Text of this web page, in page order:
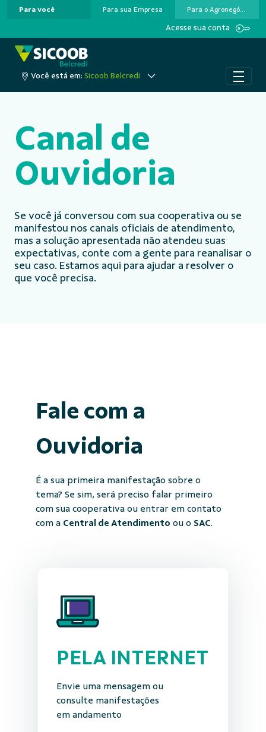
Pular para o Conteúdo principal
Para você Para sua Empresa Para o Agronegócio
Acesse sua conta
Você está em: Sicoob Belcredi
Canal de
Ouvidoria
Se você já conversou com sua cooperativa ou se
manifestou nos canais oficiais de atendimento,
mas a solução apresentada não atendeu suas
expectativas, conte com a gente para reanalisar o
seu caso. Estamos aqui para ajudar a resolver o
que você precisa.
Fale com a
Ouvidoria
É a sua primeira manifestação sobre o
tema? Se sim, será preciso falar primeiro
com sua cooperativa ou entrar em contato
com a Central de Atendimento ou o SAC.
PELA INTERNET
Envie uma mensagem ou
consulte manifestações
em andamento